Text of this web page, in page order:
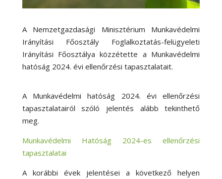
A Nemzetgazdasági Minisztérium Munkavédelmi
Irányítási Főosztály Foglalkoztatás-felügyeleti
Irányítási Főosztálya közzétette a Munkavédelmi
hatóság 2024. évi ellenőrzési tapasztalatait.
A Munkavédelmi hatóság 2024. évi ellenőrzési
tapasztalatairól szóló jelentés alább tekinthető
meg.
Munkavédelmi Hatóság 2024-es ellenőrzési
tapasztalatai
A korábbi évek jelentései a következő helyen